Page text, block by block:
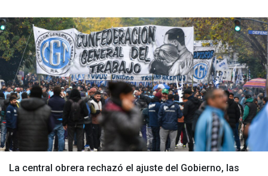
La central obrera rechazó el ajuste del Gobierno, las